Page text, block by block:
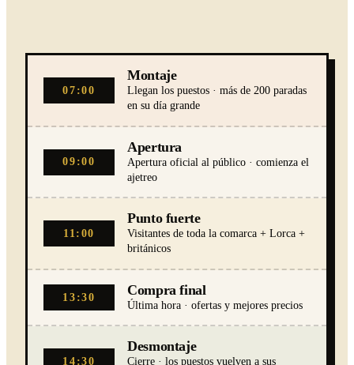
07:00
Montaje
Llegan los puestos · más de 200 paradas
en su día grande
09:00
Apertura
Apertura oficial al público · comienza el
ajetreo
11:00
Punto fuerte
Visitantes de toda la comarca + Lorca +
británicos
13:30 Compra final
Última hora · ofertas y mejores precios
14:30
Desmontaje
Cierre · los puestos vuelven a sus